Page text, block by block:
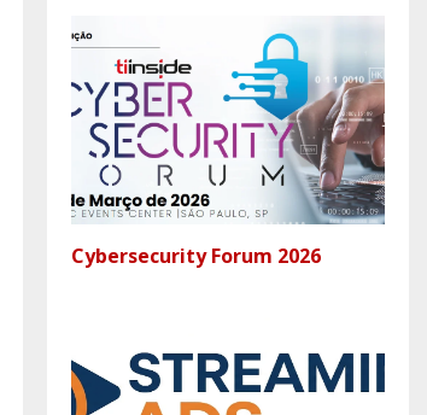
Cybersecurity Forum 2026